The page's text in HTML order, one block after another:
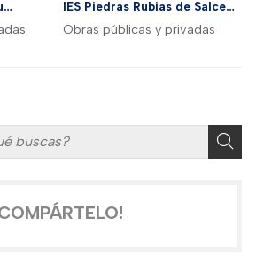
IES Piedras Rubias de Salceda
de Caselas
Obras públicas y privadas